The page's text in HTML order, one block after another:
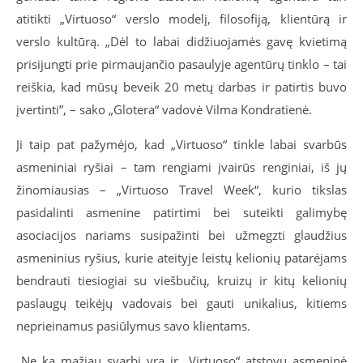
atitikti „Virtuoso“ verslo modelį, filosofiją, klientūrą ir
verslo kultūrą. „Dėl to labai didžiuojamės gavę kvietimą
prisijungti prie pirmaujančio pasaulyje agentūrų tinklo – tai
reiškia, kad mūsų beveik 20 metų darbas ir patirtis buvo
įvertinti”, – sako „Glotera“ vadovė Vilma Kondratienė.
Ji taip pat pažymėjo, kad „Virtuoso“ tinkle labai svarbūs
asmeniniai ryšiai – tam rengiami įvairūs renginiai, iš jų
žinomiausias – „Virtuoso Travel Week“, kurio tikslas
pasidalinti asmenine patirtimi bei suteikti galimybę
asociacijos nariams susipažinti bei užmegzti glaudžius
asmeninius ryšius, kurie ateityje leistų kelionių patarėjams
bendrauti tiesiogiai su viešbučių, kruizų ir kitų kelionių
paslaugų teikėjų vadovais bei gauti unikalius, kitiems
neprieinamus pasiūlymus savo klientams.